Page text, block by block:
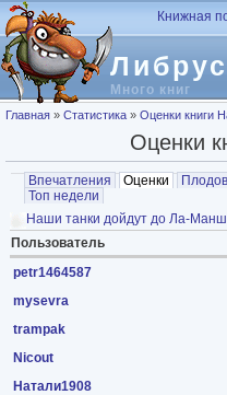
Перейти к основному содержанию
Много книг
Книжная
Вы здесь
Главная » Статистика » Оценки книги
Оценки
Главные вкладки
Впечатления Оценки
Топ недели
Наши танки дойдут до Ла-
Пользователь
petr1464587
mysevra
trampak
Nicout
Натали1908